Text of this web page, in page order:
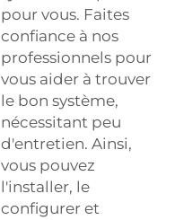
pour vous. Faites
confiance à nos
professionnels pour
vous aider à trouver
le bon système,
nécessitant peu
d'entretien. Ainsi,
vous pouvez
l'installer, le
configurer et